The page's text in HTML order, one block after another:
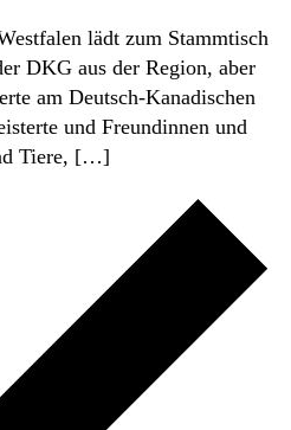
lädt zum Stammtisch
DKG aus der Region, aber
am Deutsch-Kanadischen
und Freundinnen und
Tiere, […]